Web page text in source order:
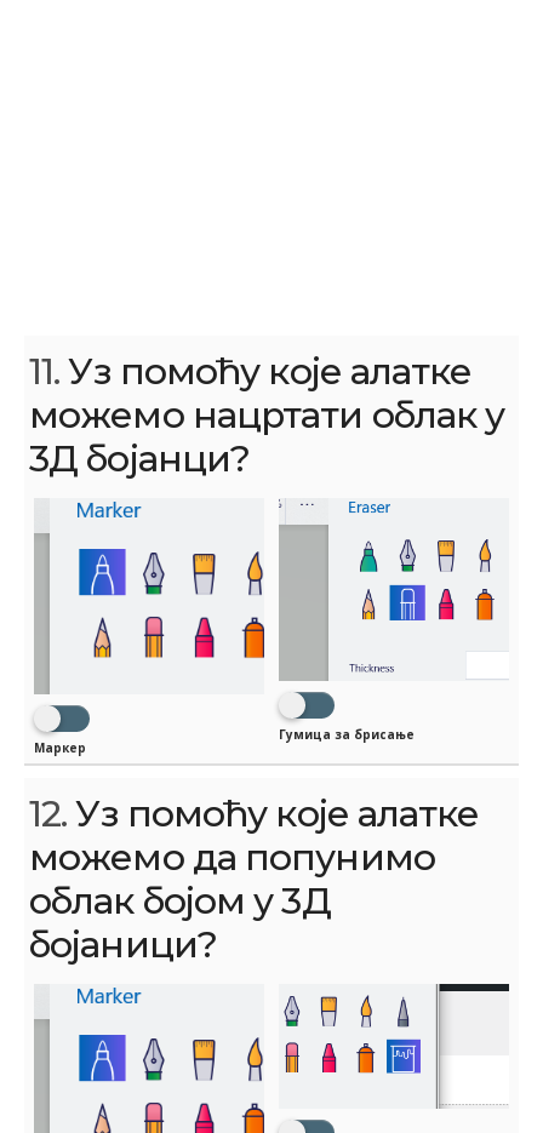
11.Уз помоћу које алатке
можемо нацртати облак у
3Д бојанци?
Маркер
Гумица за брисање
12.Уз помоћу које алатке
можемо да попунимо
облак бојом у 3Д
бојаници?